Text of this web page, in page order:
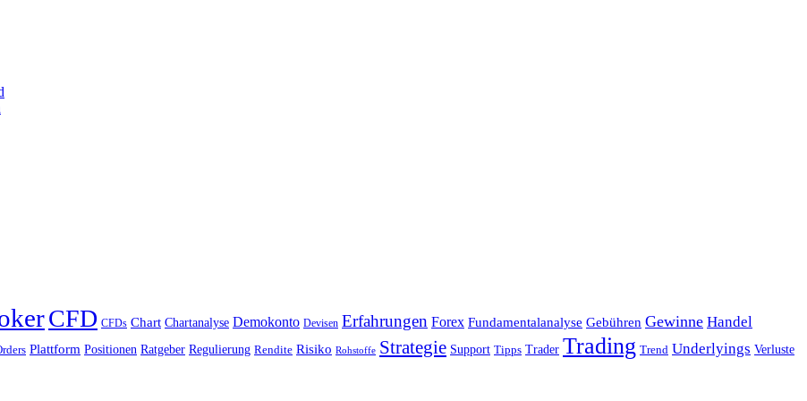
CFD CFDs Chart Chartanalyse Demokonto Devisen Erfahrungen Forex Fundamentalanalyse Gebühren Gewinne Handel
Plattform Positionen Ratgeber Regulierung Rendite Risiko Rohstoffe Strategie Support Tipps Trader Trading Trend Underlyings Verluste